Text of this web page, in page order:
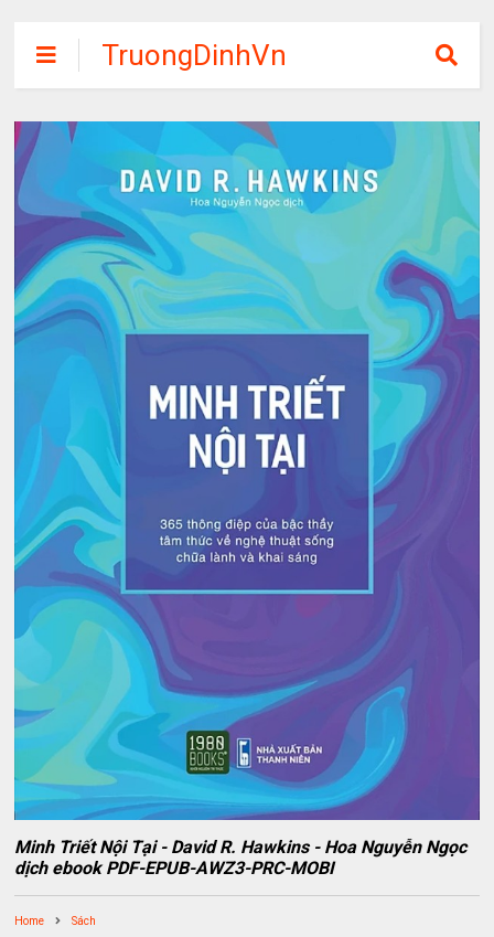
TruongDinhVn
Chia sẽ ebook,
các khóa học,
phần mềm học
tập miễn phí
Minh Triết Nội Tại - David R. Hawkins - Hoa Nguyễn Ngọc
dịch ebook PDF-EPUB-AWZ3-PRC-MOBI
Home Sách